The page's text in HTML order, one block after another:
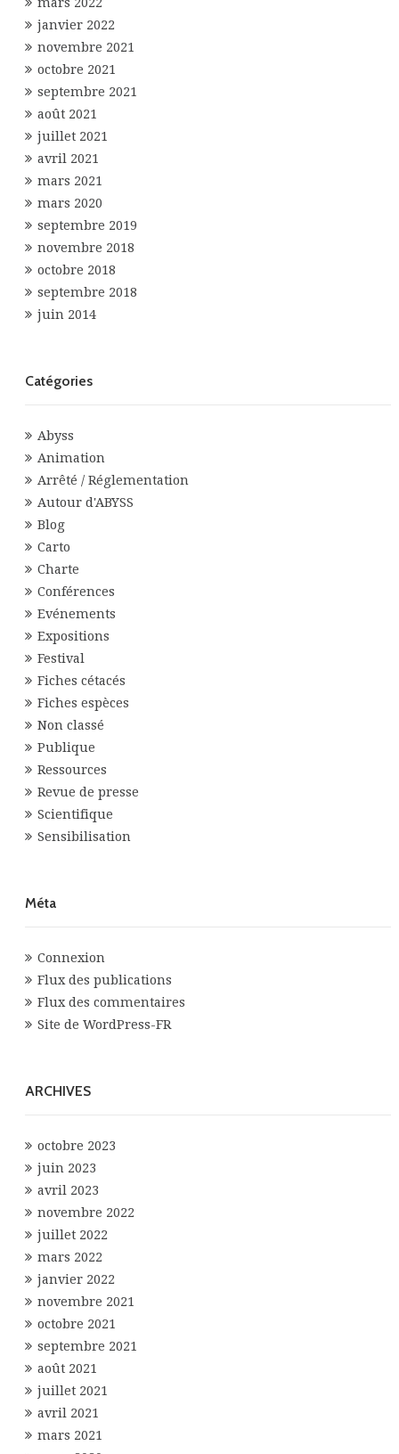
janvier 2022
novembre 2021
octobre 2021
septembre 2021
août 2021
juillet 2021
avril 2021
mars 2021
mars 2020
septembre 2019
novembre 2018
octobre 2018
septembre 2018
juin 2014
Catégories
Abyss
Animation
Arrêté / Réglementation
Autour d'ABYSS
Blog
Carto
Charte
Conférences
Evénements
Expositions
Festival
Fiches cétacés
Fiches espèces
Non classé
Publique
Ressources
Revue de presse
Scientifique
Sensibilisation
Méta
Connexion
Flux des publications
Flux des commentaires
Site de WordPress-FR
ARCHIVES
octobre 2023
juin 2023
avril 2023
novembre 2022
juillet 2022
mars 2022
janvier 2022
novembre 2021
octobre 2021
septembre 2021
août 2021
juillet 2021
avril 2021
mars 2021